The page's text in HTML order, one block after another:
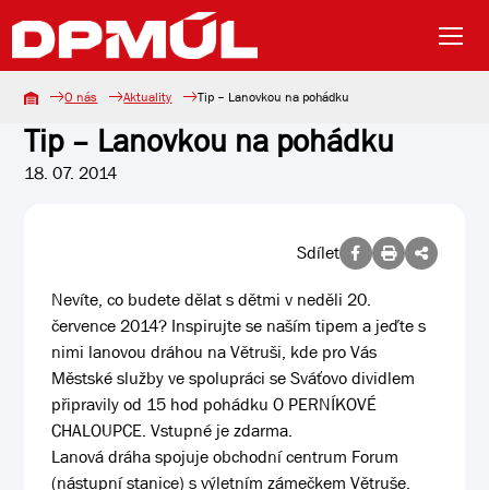
O nás Aktuality Tip – Lanovkou na pohádku
Tip – Lanovkou na pohádku
18. 07. 2014
Sdílet
Nevíte, co budete dělat s dětmi v neděli 20.
července 2014? Inspirujte se naším tipem a jeďte s
nimi lanovou dráhou na Větruši, kde pro Vás
Městské služby ve spolupráci se Sváťovo dividlem
připravily od 15 hod pohádku O PERNÍKOVÉ
CHALOUPCE. Vstupné je zdarma.
Lanová dráha spojuje obchodní centrum Forum
(nástupní stanice) s výletním zámečkem Větruše.